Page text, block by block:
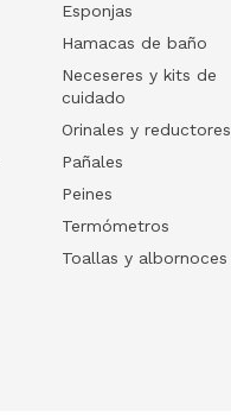
Esponjas
Hamacas de baño
Neceseres y kits de
cuidado
Orinales y reductores
Pañales
Peines
Termómetros
Toallas y albornoces